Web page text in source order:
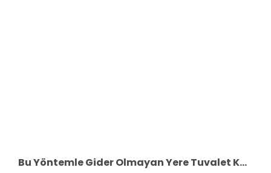
Bu Yöntemle Gider Olmayan Yere Tuvalet Kurabilirsiniz!